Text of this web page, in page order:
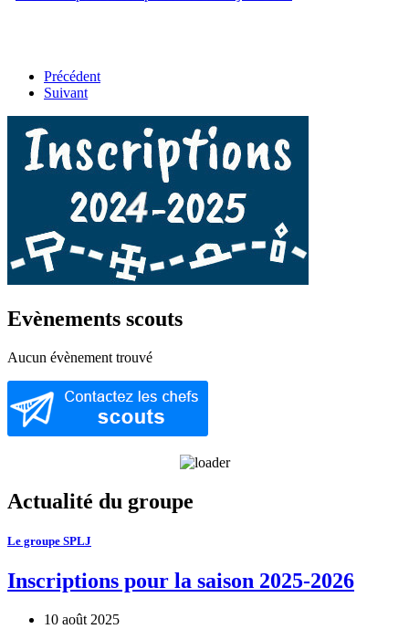
Précédent
Suivant
Evènements scouts
Aucun évènement trouvé
Actualité du groupe
Le groupe SPLJ
Inscriptions pour la saison 2025-2026
10 août 2025